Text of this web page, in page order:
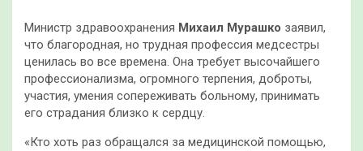
Министр здравоохранения Михаил Мурашко заявил,
что благородная, но трудная профессия медсестры
ценилась во все времена. Она требует высочайшего
профессионализма, огромного терпения, доброты,
участия, умения сопереживать больному, принимать
его страдания близко к сердцу.
«Кто хоть раз обращался за медицинской помощью,